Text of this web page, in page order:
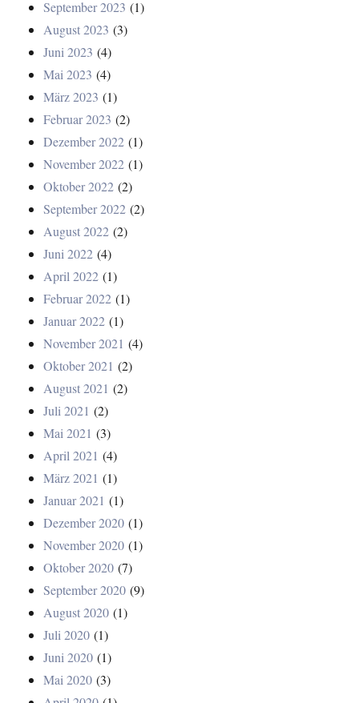
September 2023 (1)
August 2023 (3)
Juni 2023 (4)
Mai 2023 (4)
März 2023 (1)
Februar 2023 (2)
Dezember 2022 (1)
November 2022 (1)
Oktober 2022 (2)
September 2022 (2)
August 2022 (2)
Juni 2022 (4)
April 2022 (1)
Februar 2022 (1)
Januar 2022 (1)
November 2021 (4)
Oktober 2021 (2)
August 2021 (2)
Juli 2021 (2)
Mai 2021 (3)
April 2021 (4)
März 2021 (1)
Januar 2021 (1)
Dezember 2020 (1)
November 2020 (1)
Oktober 2020 (7)
September 2020 (9)
August 2020 (1)
Juli 2020 (1)
Juni 2020 (1)
Mai 2020 (3)